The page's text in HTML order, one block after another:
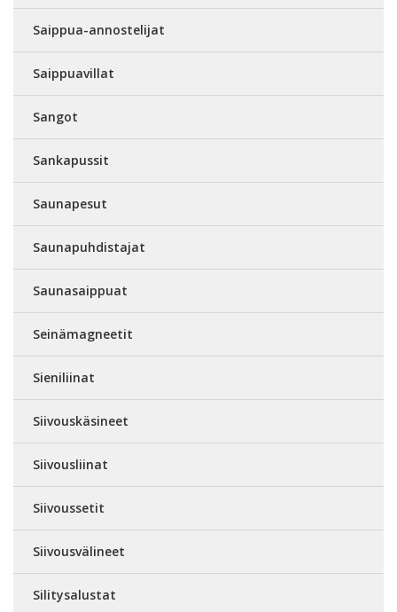
Saippua-annostelijat
Saippuavillat
Sangot
Sankapussit
Saunapesut
Saunapuhdistajat
Saunasaippuat
Seinämagneetit
Sieniliinat
Siivouskäsineet
Siivousliinat
Siivoussetit
Siivousvälineet
Silitysalustat